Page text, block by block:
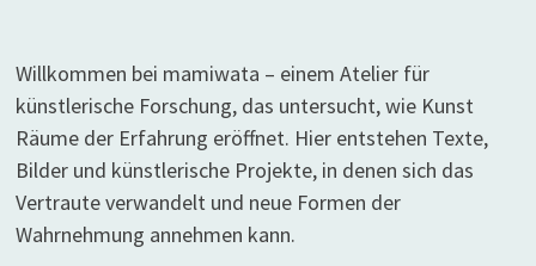
Willkommen bei mamiwata – einem Atelier für
künstlerische Forschung, das untersucht, wie Kunst
Räume der Erfahrung eröffnet. Hier entstehen Texte,
Bilder und künstlerische Projekte, in denen sich das
Vertraute verwandelt und neue Formen der
Wahrnehmung annehmen kann.